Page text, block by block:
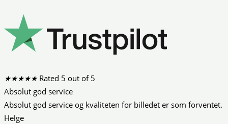
★★★★★ Rated 5 out of 5
Absolut god service
Absolut god service og kvaliteten for billedet er som forventet.
Helge